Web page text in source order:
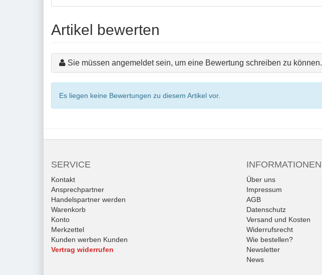
Artikel bewerten
Sie müssen angemeldet sein, um eine Bewertung schreiben zu können.
Es liegen keine Bewertungen zu diesem Artikel vor.
SERVICE
Kontakt
Ansprechpartner
Handelspartner werden
Warenkorb
Konto
Merkzettel
Kunden werben Kunden
Vertrag widerrufen
INFORMATIONEN
Über uns
Impressum
AGB
Datenschutz
Versand und Kosten
Widerrufsrecht
Wie bestellen?
Newsletter
News